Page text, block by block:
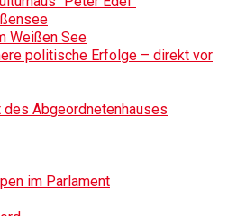
Weißen See
politische Erfolge – direkt vor
Abgeordnetenhauses
im Parlament